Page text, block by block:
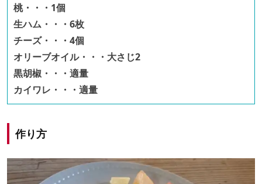
桃・・・1個
生ハム・・・6枚
チーズ・・・4個
オリーブオイル・・・大さじ2
黒胡椒・・・適量
カイワレ・・・適量
作り方